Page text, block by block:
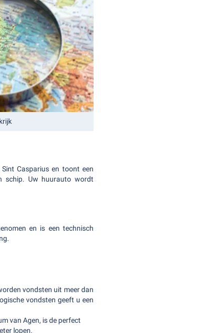
Casparius en toont een
schip. Uw huurauto wordt
en is een technisch
vondsten uit meer dan
vondsten geeft u een
van Agen, is de perfect
lopen.